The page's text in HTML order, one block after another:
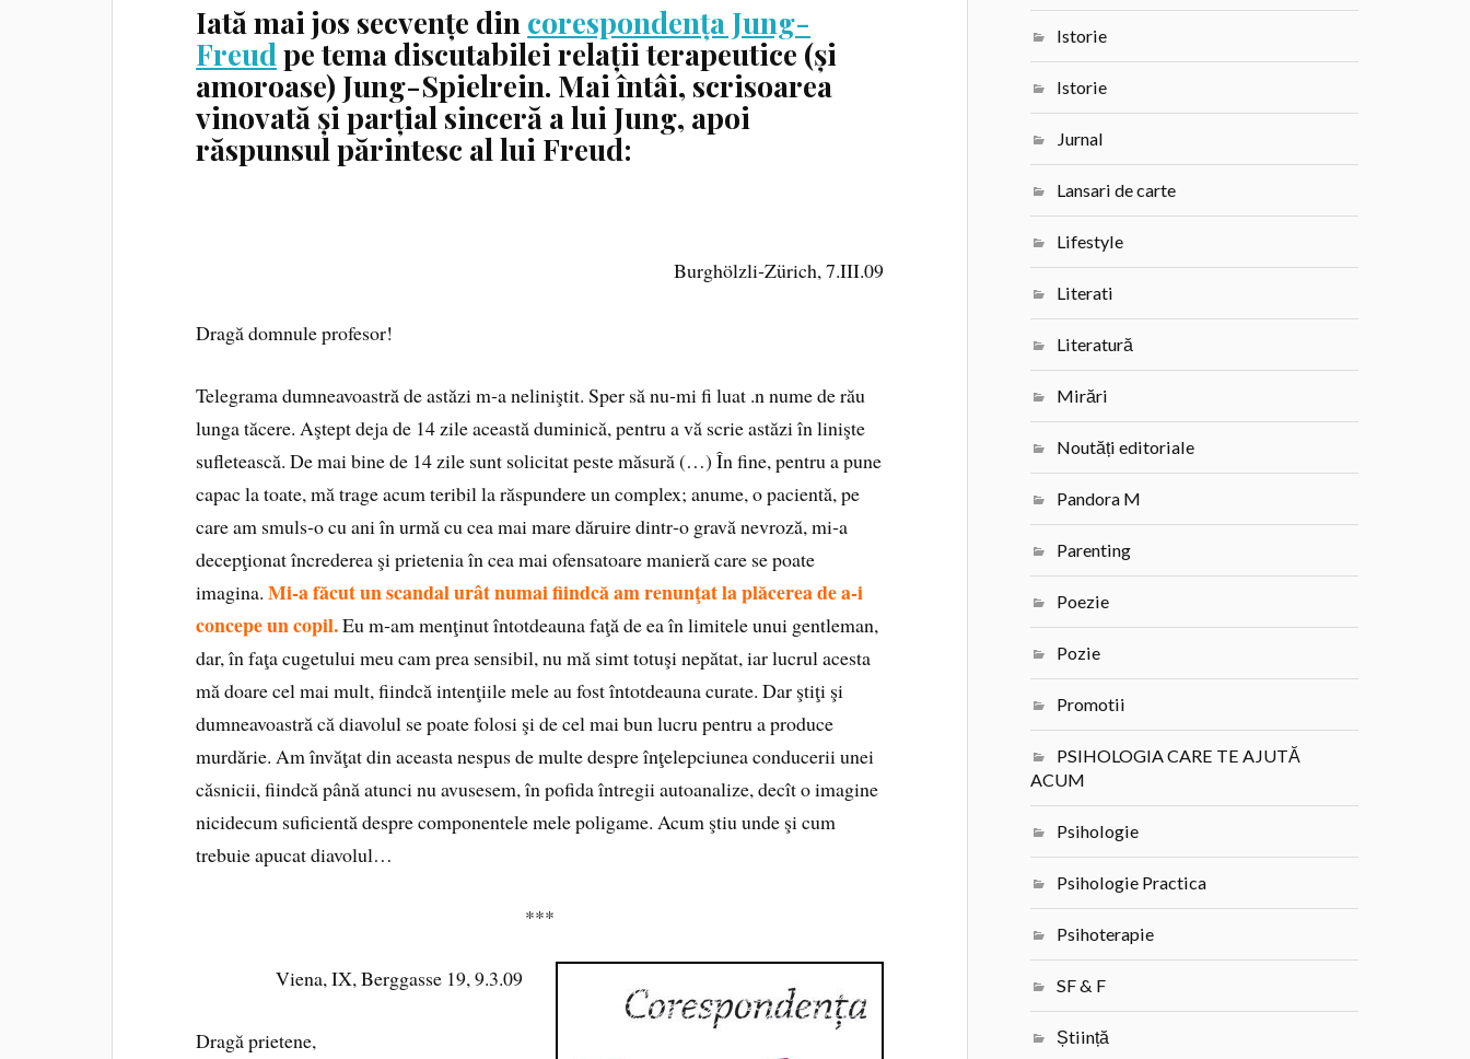
Iată mai jos secvențe din corespondența Jung-
Freudpe tema discutabilei relații terapeutice (și
amoroase) Jung-Spielrein. Mai întâi, scrisoarea
vinovată și parțial sinceră a lui Jung, apoi
răspunsul părintesc al lui Freud:
Burghölzli‑Zürich, 7.III.09
Dragă domnule profesor!
Telegrama dumneavoastră de astăzi m‑a neliniştit. Sper să nu‑mi fi luat .n nume de rău
lunga tăcere. Aştept deja de 14 zile această duminică, pentru a vă scrie astăzi în linişte
sufletească. De mai bine de 14 zile sunt solicitat peste măsură (…) În fine, pentru a pune
capac la toate, mă trage acum teribil la răspundere un complex; anume, o pacientă, pe
care am smuls‑o cu ani în urmă cu cea mai mare dăruire dintr‑o gravă nevroză, mi‑a
decepţionat încrederea şi prietenia în cea mai ofensatoare manieră care se poate
imagina.Mi‑a făcut un scandal urât numai fiindcă am renunţat la plăcerea de a‑i
concepe un copil.Eu m‑am menţinut întotdeauna faţă de ea în limitele unui gentleman,
dar, în faţa cugetului meu cam prea sensibil, nu mă simt totuşi nepătat, iar lucrul acesta
mă doare cel mai mult, fiindcă intenţiile mele au fost întotdeauna curate. Dar ştiţi şi
dumneavoastră că diavolul se poate folosi şi de cel mai bun lucru pentru a produce
murdărie. Am învăţat din aceasta nespus de multe despre înţelepciunea conducerii unei
căsnicii, fiindcă până atunci nu avusesem, în pofida întregii autoanalize, decît o imagine
nicidecum suficientă despre componentele mele poligame. Acum ştiu unde şi cum
trebuie apucat diavolul…
***
Viena, IX, Berggasse 19, 9.3.09
Dragă prietene,
Istorie
Istorie
Jurnal
Lansari de carte
Lifestyle
Literati
Literatură
Mirări
Noutăți editoriale
Pandora M
Parenting
Poezie
Pozie
Promotii
PSIHOLOGIA CARE TE AJUTĂ
ACUM
Psihologie
Psihologie Practica
Psihoterapie
SF & F
Știință